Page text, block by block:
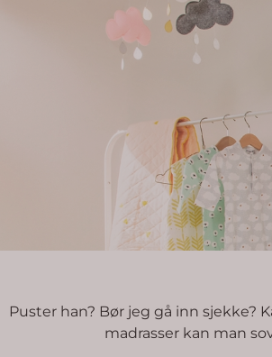
Puster han? Bør jeg gå inn sjekke?
madrasser kan man